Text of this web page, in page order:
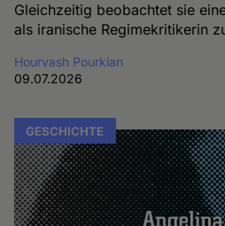
Gleichzeitig beobachtet sie
als iranische Regimekritikerin
Hourvash Pourkian
09.07.2026
GESCHICHTE